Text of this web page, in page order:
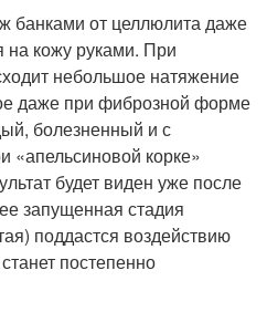
банками от целлюлита даже
на кожу руками. При
небольшое натяжение
даже при фиброзной форме
болезненный и с
«апельсиновой корке»
будет виден уже после
запущенная стадия
поддастся воздействию
постепенно